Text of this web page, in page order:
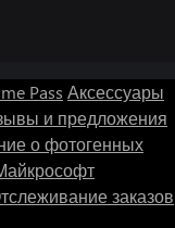
Pass Аксессуары
и предложения
о фотогенных
заказов